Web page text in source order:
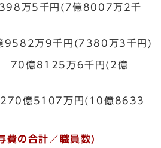
万5千円(7億8007万2千
9582万9千円(7380万3千円)
70億8125万6千円(2億
億5107万円(10億8633
費の合計／職員数)